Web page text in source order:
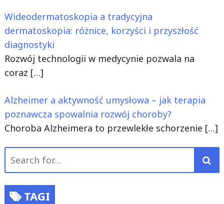
Wideodermatoskopia a tradycyjna
dermatoskopia: różnice, korzyści i przyszłość
diagnostyki
Rozwój technologii w medycynie pozwala na
coraz […]
Alzheimer a aktywność umysłowa – jak terapia
poznawcza spowalnia rozwój choroby?
Choroba Alzheimera to przewlekłe schorzenie […]
for:
TAGI